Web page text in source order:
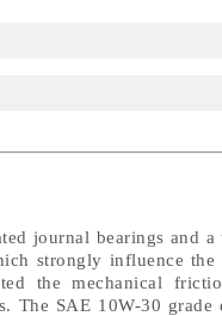
journal bearings and a
strongly influence the
the mechanical
The SAE 10W-30 grade